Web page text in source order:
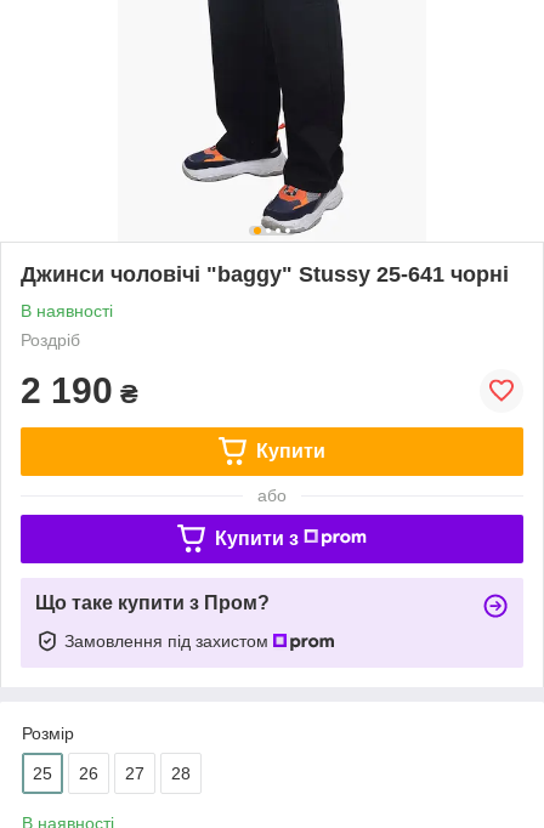
Джинси чоловічі "baggy" Stussy 25-641 чорні
В наявності
Роздріб
2 190 ₴
Купити
або
Купити з
Що таке купити з Пром?
Замовлення під захистом
Розмір
25 26 27 28
В наявності